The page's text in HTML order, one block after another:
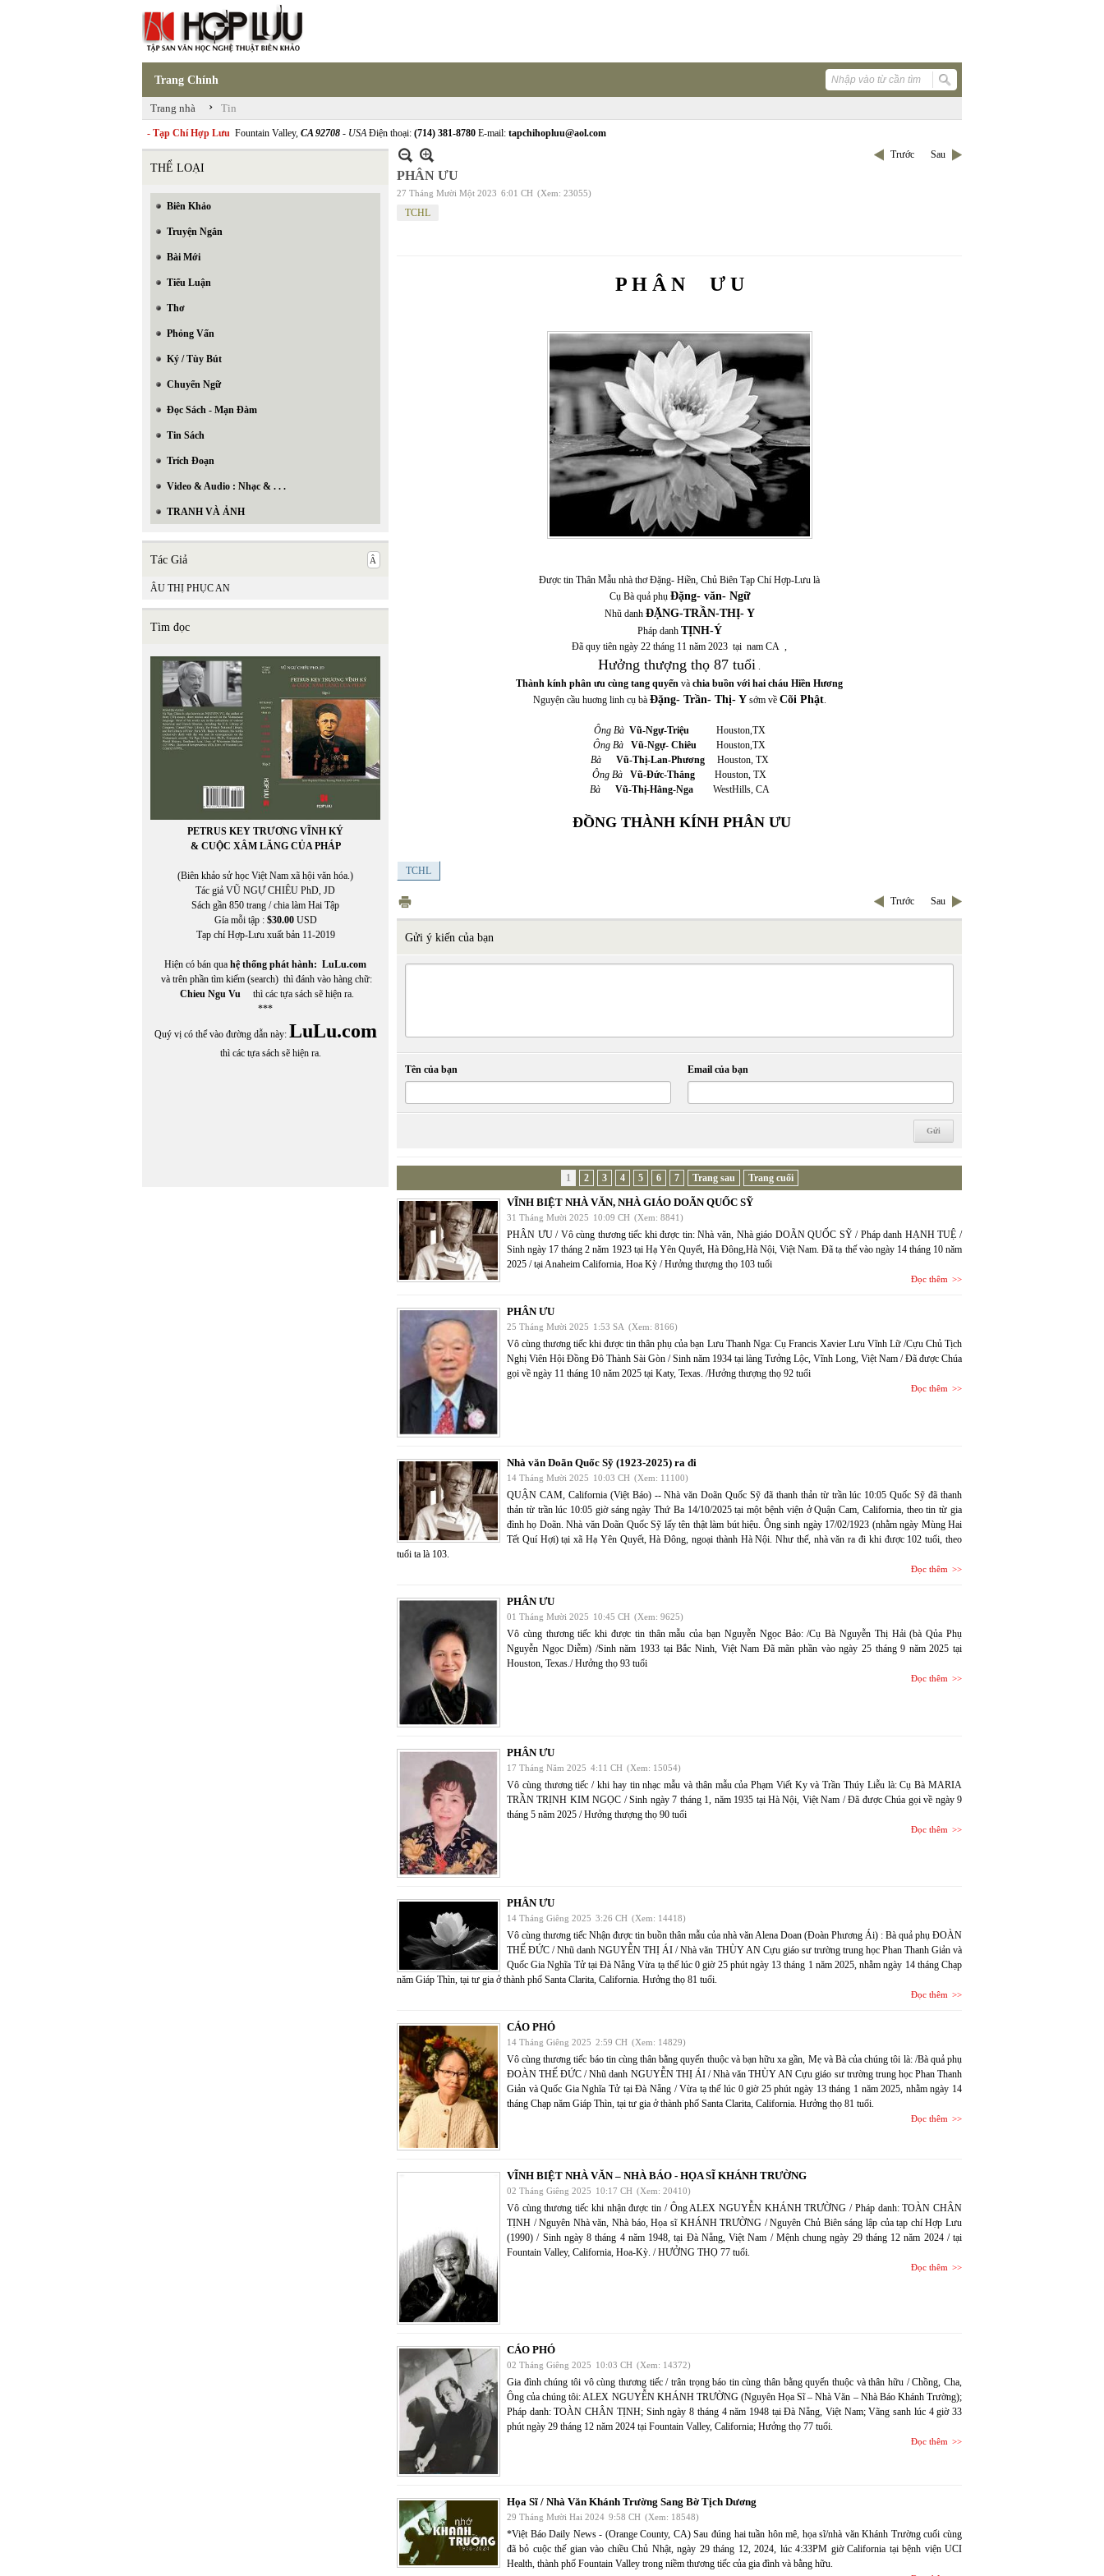
Trang Chính
Trang nhà › Tin
- Tạp Chí Hợp Lưu Fountain Valley, CA 92708 - USAĐiện thoại: (714) 381-8780 E-mail: tapchihopluu@aol.com
THỂ LOẠI
Biên Khảo
Truyện Ngắn
Bài Mới
Tiểu Luận
Thơ
Phỏng Vấn
Ký / Tùy Bút
Chuyển Ngữ
Đọc Sách - Mạn Đàm
Tin Sách
Trích Đoạn
Video & Audio : Nhạc & . . .
TRANH VÀ ẢNH
Tác Giả
ÂU THỊ PHỤC AN
Tìm đọc
PETRUS KEY TRƯƠNG VĨNH KÝ
& CUỘC XÂM LĂNG CỦA PHÁP
(Biên khảo sử học Việt Nam xã hội văn hóa.)
Tác giả VŨ NGỰ CHIÊU PhD, JD
Sách gần 850 trang / chia làm Hai Tập
Gía mỗi tập : $30.00USD
Tạp chí Hợp-Lưu xuất bản 11-2019
Hiện có bán qua hệ thống phát hành: LuLu.com
và trên phần tìm kiếm (search) thì đánh vào hàng chữ:
Chieu Ngu Vu thì các tựa sách sẽ hiện ra.
***
Quý vị có thể vào đường dẫn này: LuLu.com
thì các tựa sách sẽ hiện ra.
Trước Sau
PHÂN ƯU
27 Tháng Mười Một 2023 6:01 CH (Xem: 23055)
TCHL
P H Â N Ư U
Được tin Thân Mẫu nhà thơ Đặng- Hiền, Chủ Biên Tạp Chí Hợp-Lưu là
Cụ Bà quả phụ Đặng- văn- Ngữ
Nhũ danh ĐẶNG-TRẦN-THỊ- Y
Pháp danh TỊNH-Ý
Đã quy tiên ngày 22 tháng 11 năm 2023 tại nam CA ,
Hưởng thượng thọ 87 tuổi .
Thành kính phân ưu cùng tang quyến và chia buồn với hai cháu Hiền Hương
Nguyện cầu huơng linh cụ bà Đặng- Trần- Thị- Y sớm về Cõi Phật.
Ông Bà Vũ-Ngự-TriệuHouston,TX
Ông Bà
Vũ-Ngự- Chiêu
Houston,TX
Bà
Vũ-Thị-Lan-PhươngHouston, TX
Ông Bà
Vũ-Đức-Thắng
Houston, TX
Bà
Vũ-Thị-Hằng-Nga WestHills, CA
ĐỒNG THÀNH KÍNH PHÂN ƯU
TCHL
Trước Sau
Gửi ý kiến của bạn
Tên của bạn Email của bạn
1 2 3 4 5 6 7 Trang sau Trang cuối
VĨNH BIỆT NHÀ VĂN, NHÀ GIÁO DOÃN QUỐC SỸ
31 Tháng Mười 2025 10:09 CH (Xem: 8841)
PHÂN ƯU / Vô cùng thương tiếc khi được tin: Nhà văn, Nhà giáo DOÃN QUỐC SỸ / Pháp danh HẠNH TUỆ /
Sinh ngày 17 tháng 2 năm 1923 tại Hạ Yên Quyết, Hà Đông,Hà Nội, Việt Nam. Đã tạ thế vào ngày 14 tháng 10 năm
2025 / tại Anaheim California, Hoa Kỳ / Hưởng thượng thọ 103 tuổi
Đọc thêm
PHÂN ƯU
25 Tháng Mười 2025 1:53 SA (Xem: 8166)
Vô cùng thương tiếc khi được tin thân phụ của bạn Lưu Thanh Nga: Cụ Francis Xavier Lưu Vĩnh Lữ /Cựu Chủ Tịch
Nghị Viên Hội Đồng Đô Thành Sài Gòn / Sinh năm 1934 tại làng Tưởng Lộc, Vĩnh Long, Việt Nam / Đã được Chúa
gọi về ngày 11 tháng 10 năm 2025 tại Katy, Texas. /Hưởng thượng thọ 92 tuổi
Đọc thêm
Nhà văn Doãn Quốc Sỹ (1923-2025) ra đi
14 Tháng Mười 2025 10:03 CH (Xem: 11100)
QUẬN CAM, California (Việt Báo) -- Nhà văn Doãn Quốc Sỹ đã thanh thản từ trần lúc 10:05 Quốc Sỹ đã thanh
thản từ trần lúc 10:05 giờ sáng ngày Thứ Ba 14/10/2025 tại một bệnh viện ở Quận Cam, California, theo tin từ gia
đình họ Doãn. Nhà văn Doãn Quốc Sỹ lấy tên thật làm bút hiệu. Ông sinh ngày 17/02/1923 (nhằm ngày Mùng Hai
Tết Quí Hợi) tại xã Hạ Yên Quyết, Hà Đông, ngoại thành Hà Nội. Như thế, nhà văn ra đi khi được 102 tuổi, theo
tuổi ta là 103.
Đọc thêm
PHÂN ƯU
01 Tháng Mười 2025 10:45 CH (Xem: 9625)
Vô cùng thương tiếc khi được tin thân mẫu của bạn Nguyễn Ngọc Bảo: /Cụ Bà Nguyễn Thị Hải (bà Qủa Phụ
Nguyễn Ngọc Diễm) /Sinh năm 1933 tại Bắc Ninh, Việt Nam Đã mãn phần vào ngày 25 tháng 9 năm 2025 tại
Houston, Texas./ Hưởng thọ 93 tuổi
Đọc thêm
PHÂN ƯU
17 Tháng Năm 2025 4:11 CH (Xem: 15054)
Vô cùng thương tiếc / khi hay tin nhạc mẫu và thân mẫu của Phạm Viết Ky và Trần Thúy Liễu là: Cụ Bà MARIA
TRẦN TRỊNH KIM NGỌC / Sinh ngày 7 tháng 1, năm 1935 tại Hà Nội, Việt Nam / Đã được Chúa gọi về ngày 9
tháng 5 năm 2025 / Hưởng thượng thọ 90 tuổi
Đọc thêm
PHÂN ƯU
14 Tháng Giêng 2025 3:26 CH (Xem: 14418)
Vô cùng thương tiếc Nhận được tin buồn thân mẫu của nhà văn Alena Doan (Đoàn Phương Ái) : Bà quả phụ ĐOÀN
THẾ ĐỨC / Nhũ danh NGUYỄN THỊ ÁI / Nhà văn THÙY AN Cựu giáo sư trường trung học Phan Thanh Giản và
Quốc Gia Nghĩa Tử tại Đà Nẵng Vừa tạ thế lúc 0 giờ 25 phút ngày 13 tháng 1 năm 2025, nhằm ngày 14 tháng Chạp
năm Giáp Thìn, tại tư gia ở thành phố Santa Clarita, California. Hưởng thọ 81 tuổi.
Đọc thêm
CÁO PHÓ
14 Tháng Giêng 2025 2:59 CH (Xem: 14829)
Vô cùng thương tiếc báo tin cùng thân bằng quyến thuộc và bạn hữu xa gần, Mẹ và Bà của chúng tôi là: /Bà quả phụ
ĐOÀN THẾ ĐỨC / Nhũ danh NGUYỄN THỊ ÁI / Nhà văn THÙY AN Cựu giáo sư trường trung học Phan Thanh
Giản và Quốc Gia Nghĩa Tử tại Đà Nẵng / Vừa tạ thế lúc 0 giờ 25 phút ngày 13 tháng 1 năm 2025, nhằm ngày 14
tháng Chạp năm Giáp Thìn, tại tư gia ở thành phố Santa Clarita, California. Hưởng thọ 81 tuổi.
Đọc thêm
VĨNH BIỆT NHÀ VĂN – NHÀ BÁO - HỌA SĨ KHÁNH TRƯỜNG
02 Tháng Giêng 2025 10:17 CH (Xem: 20410)
Vô cùng thương tiếc khi nhận được tin / Ông ALEX NGUYỄN KHÁNH TRƯỜNG / Pháp danh: TOÀN CHÂN
TỊNH / Nguyên Nhà văn, Nhà báo, Họa sĩ KHÁNH TRƯỜNG / Nguyên Chủ Biên sáng lập của tạp chí Hợp Lưu
(1990) / Sinh ngày 8 tháng 4 năm 1948, tại Đà Nẵng, Việt Nam / Mệnh chung ngày 29 tháng 12 năm 2024 / tại
Fountain Valley, California, Hoa-Kỳ. / HƯỞNG THỌ 77 tuổi.
Đọc thêm
CÁO PHÓ
02 Tháng Giêng 2025 10:03 CH (Xem: 14372)
Gia đình chúng tôi vô cùng thương tiếc / trân trọng báo tin cùng thân bằng quyến thuộc và thân hữu / Chồng, Cha,
Ông của chúng tôi: ALEX NGUYỄN KHÁNH TRƯỜNG (Nguyên Họa Sĩ – Nhà Văn – Nhà Báo Khánh Trường);
Pháp danh: TOÀN CHÂN TỊNH; Sinh ngày 8 tháng 4 năm 1948 tại Đà Nẵng, Việt Nam; Vãng sanh lúc 4 giờ 33
phút ngày 29 tháng 12 năm 2024 tại Fountain Valley, California; Hưởng thọ 77 tuổi.
Đọc thêm
Họa Sĩ / Nhà Văn Khánh Trường Sang Bờ Tịch Dương
29 Tháng Mười Hai 2024 9:58 CH (Xem: 18548)
*Việt Báo Daily News - (Orange County, CA) Sau đúng hai tuần hôn mê, họa sĩ/nhà văn Khánh Trường cuối cùng
đã bỏ cuộc thế gian vào chiều Chủ Nhật, ngày 29 tháng 12, 2024, lúc 4:33PM giờ California tại bệnh viện UCI
Health, thành phố Fountain Valley trong niềm thương tiếc của gia đình và bằng hữu.